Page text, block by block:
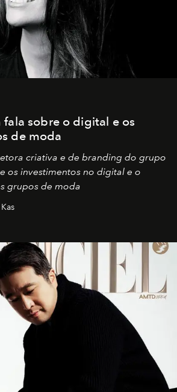
sobre o digital e os
de moda
criativa e de branding do grupo
os investimentos no digital e o
grupos de moda